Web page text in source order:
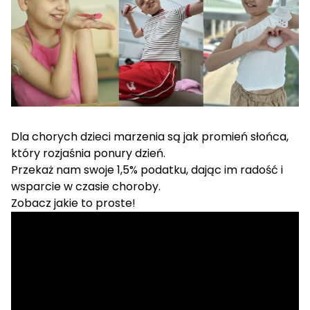
Dla chorych dzieci marzenia są jak promień słońca,
który rozjaśnia ponury dzień.
Przekaż nam swoje 1,5% podatku, dając im radość i
wsparcie w czasie choroby.
Zobacz jakie to proste!